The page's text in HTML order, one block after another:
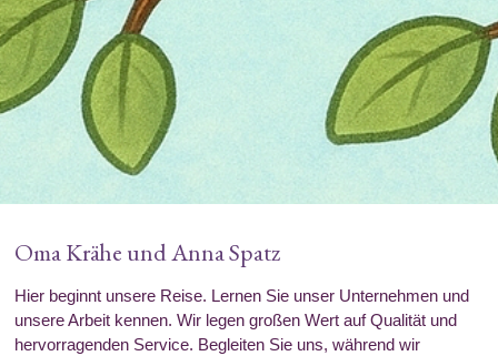
Oma Krähe und Anna Spatz
Hier beginnt unsere Reise. Lernen Sie unser Unternehmen und
unsere Arbeit kennen. Wir legen großen Wert auf Qualität und
hervorragenden Service. Begleiten Sie uns, während wir